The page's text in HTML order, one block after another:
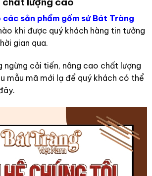
sản phẩm gốm sứ Bát Tràng
khi được quý khách hàng tin tưởng
gian qua.
ngừng cải tiến, nâng cao chất lượng
mẫu mã mới lạ để quý khách có thể